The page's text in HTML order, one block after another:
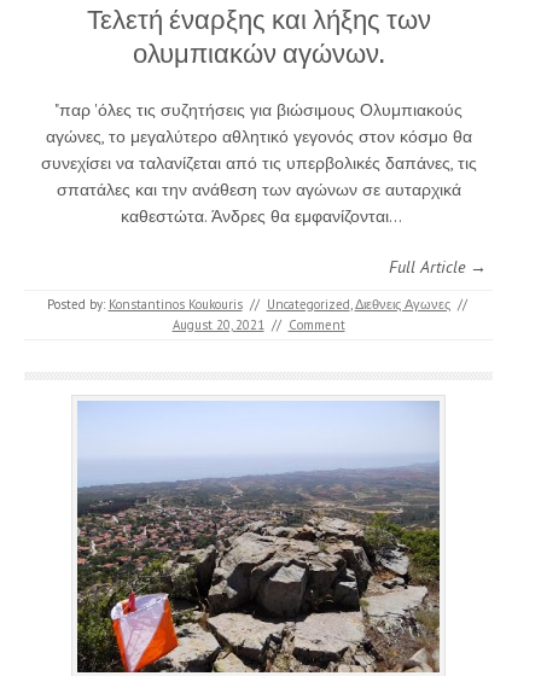
Τελετή έναρξης και λήξης των
ολυμπιακών αγώνων.
"παρ 'όλες τις συζητήσεις για βιώσιμους Ολυμπιακούς
αγώνες, το μεγαλύτερο αθλητικό γεγονός στον κόσμο θα
συνεχίσει να ταλανίζεται από τις υπερβολικές δαπάνες, τις
σπατάλες και την ανάθεση των αγώνων σε αυταρχικά
καθεστώτα. Άνδρες θα εμφανίζονται…
Full Article →
Posted by: Konstantinos Koukouris // Uncategorized,Διεθνεις Αγωνες //
August 20, 2021 // Comment